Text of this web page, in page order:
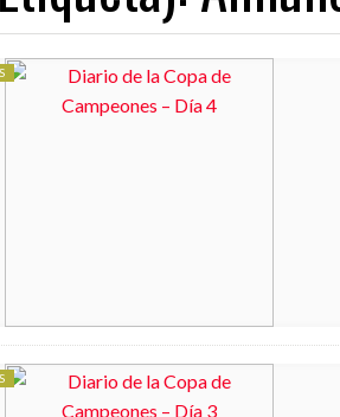
03/08/2026
EL RAYO B 2026/27